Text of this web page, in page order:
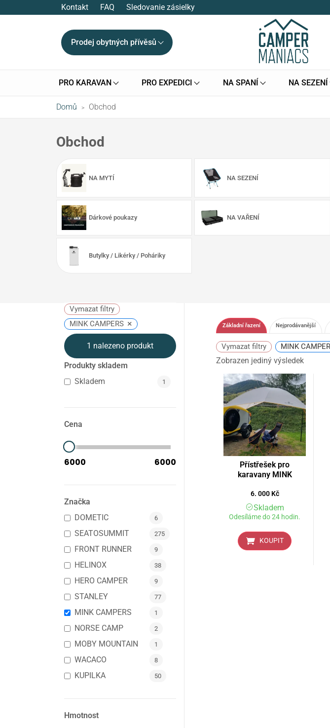
Kontakt FAQ Sledovanie zásielky
Prodej obytných přívěsů
PRO KARAVAN PRO EXPEDICI NA SPANÍ NA SEZENÍ
Domů > Obchod
Obchod
NA MYTÍ NA SEZENÍ
Dárkové poukazy NA VAŘENÍ
Butylky / Likérky / Poháriky
Vymazat filtry
MINK CAMPERS ×
1 nalezeno produkt
Produkty skladem
Skladem
1
Cena
Značka
DOMETIC
6
SEATOSUMMIT 275
FRONT RUNNER 9
HELINOX 38
HERO CAMPER 9
STANLEY 77
MINK CAMPERS 1
NORSE CAMP 2
MOBY MOUNTAIN 1
WACACO 8
KUPILKA 50
Hmotnost
Základní řazení Nejprodávanější
Vymazat filtry MINK
Zobrazen jediný výsledek
Přístřešek pro
karavany MINK
6. 000 Kč
Skladem
Odesíláme do 24 hodin.
KOUPIT